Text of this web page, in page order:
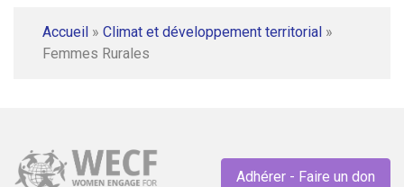
Accueil » Climat et développement territorial »
Femmes Rurales
Adhérer - Faire un don